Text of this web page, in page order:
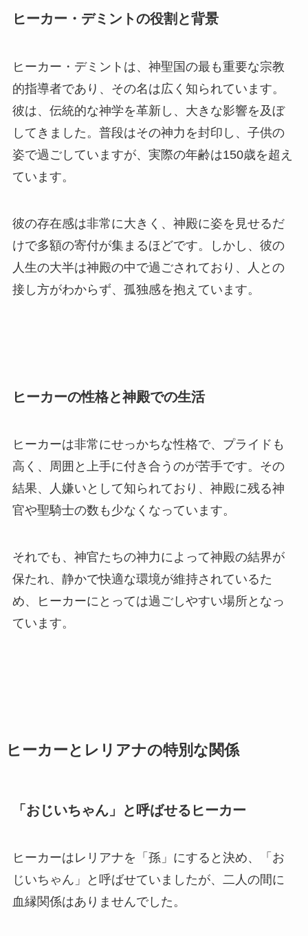
ヒーカー・デミントの役割と背景
ヒーカー・デミントは、神聖国の最も重要な宗教
的指導者であり、その名は広く知られています。
彼は、伝統的な神学を革新し、大きな影響を及ぼ
してきました。普段はその神力を封印し、子供の
姿で過ごしていますが、実際の年齢は150歳を超え
ています。
彼の存在感は非常に大きく、神殿に姿を見せるだ
けで多額の寄付が集まるほどです。しかし、彼の
人生の大半は神殿の中で過ごされており、人との
接し方がわからず、孤独感を抱えています。
ヒーカーの性格と神殿での生活
ヒーカーは非常にせっかちな性格で、プライドも
高く、周囲と上手に付き合うのが苦手です。その
結果、人嫌いとして知られており、神殿に残る神
官や聖騎士の数も少なくなっています。
それでも、神官たちの神力によって神殿の結界が
保たれ、静かで快適な環境が維持されているた
め、ヒーカーにとっては過ごしやすい場所となっ
ています。
ヒーカーとレリアナの特別な関係
「おじいちゃん」と呼ばせるヒーカー
ヒーカーはレリアナを「孫」にすると決め、「お
じいちゃん」と呼ばせていましたが、二人の間に
血縁関係はありませんでした。